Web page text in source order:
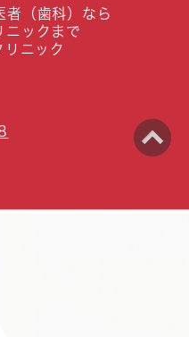
者（歯科）なら
ニックまで
ニック